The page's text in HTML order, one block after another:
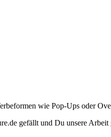
wie Pop-Ups oder
gefällt und Du unsere Arbeit